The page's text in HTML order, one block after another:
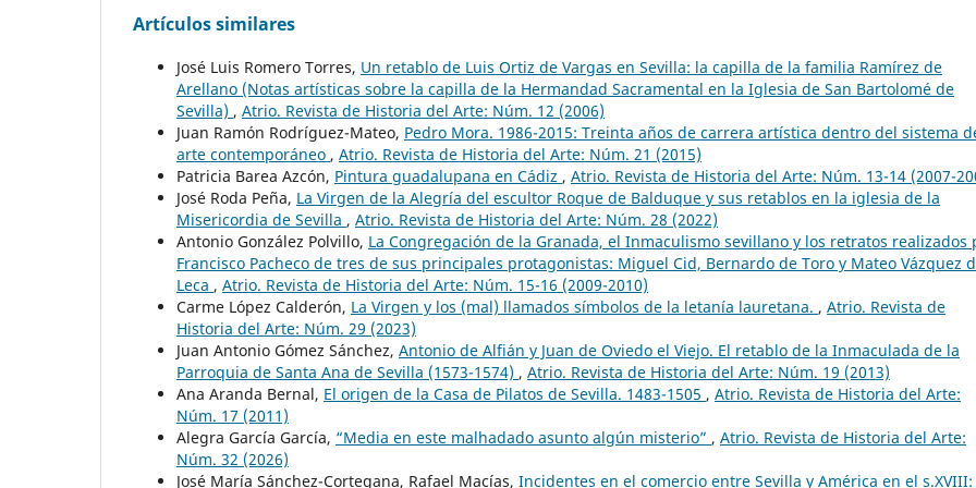
Artículos similares
José Luis Romero Torres, Un retablo de Luis Ortiz de Vargas en Sevilla: la capilla de la familia Ramírez de
Arellano (Notas artísticas sobre la capilla de la Hermandad Sacramental en la Iglesia de San Bartolomé de
Sevilla) , Atrio. Revista de Historia del Arte: Núm. 12 (2006)
Juan Ramón Rodríguez-Mateo, Pedro Mora. 1986-2015: Treinta años de carrera artística dentro del sistema
arte contemporáneo , Atrio. Revista de Historia del Arte: Núm. 21 (2015)
Patricia Barea Azcón, Pintura guadalupana en Cádiz , Atrio. Revista de Historia del Arte: Núm. 13-14 (2007-
José Roda Peña, La Virgen de la Alegría del escultor Roque de Balduque y sus retablos en la iglesia de la
Misericordia de Sevilla , Atrio. Revista de Historia del Arte: Núm. 28 (2022)
Antonio González Polvillo, La Congregación de la Granada, el Inmaculismo sevillano y los retratos realizados
Francisco Pacheco de tres de sus principales protagonistas: Miguel Cid, Bernardo de Toro y Mateo Vázquez
Leca , Atrio. Revista de Historia del Arte: Núm. 15-16 (2009-2010)
Carme López Calderón, La Virgen y los (mal) llamados símbolos de la letanía lauretana. , Atrio. Revista de
Historia del Arte: Núm. 29 (2023)
Juan Antonio Gómez Sánchez, Antonio de Alfián y Juan de Oviedo el Viejo. El retablo de la Inmaculada de la
Parroquia de Santa Ana de Sevilla (1573-1574) , Atrio. Revista de Historia del Arte: Núm. 19 (2013)
Ana Aranda Bernal, El origen de la Casa de Pilatos de Sevilla. 1483-1505 , Atrio. Revista de Historia del Arte:
Núm. 17 (2011)
Alegra García García, “Media en este malhadado asunto algún misterio” , Atrio. Revista de Historia del Arte:
Núm. 32 (2026)
José María Sánchez-Cortegana, Rafael Macías, Incidentes en el comercio entre Sevilla y América en el s.XVIII: